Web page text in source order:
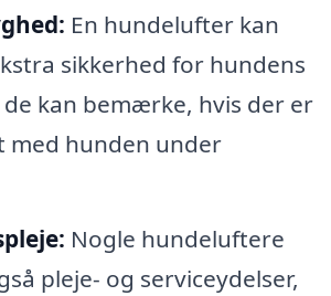
En hundelufter kan
sikkerhed for hundens
kan bemærke, hvis der er
med hunden under
Nogle hundeluftere
pleje- og serviceydelser,